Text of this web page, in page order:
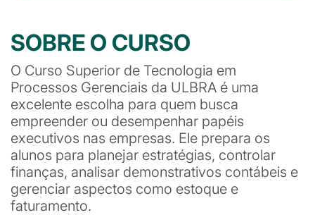
SOBRE O CURSO
O Curso Superior de Tecnologia em
Processos Gerenciais da ULBRA é uma
excelente escolha para quem busca
empreender ou desempenhar papéis
executivos nas empresas. Ele prepara os
alunos para planejar estratégias, controlar
finanças, analisar demonstrativos contábeis e
gerenciar aspectos como estoque e
faturamento.